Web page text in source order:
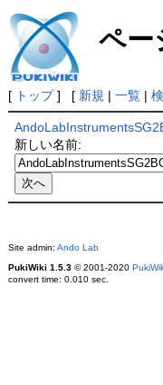
ペー
[ トップ] [ 新規 | 一覧|
新しい名前:
Site admin: Ando Lab
PukiWiki 1.5.3© 2001-2020
convert time: 0.010 sec.